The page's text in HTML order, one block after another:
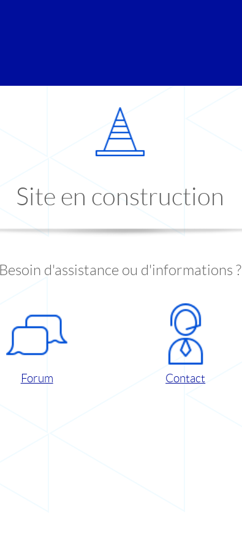
Site en construction
Besoin d'assistance ou d'informations ?
Forum Contact